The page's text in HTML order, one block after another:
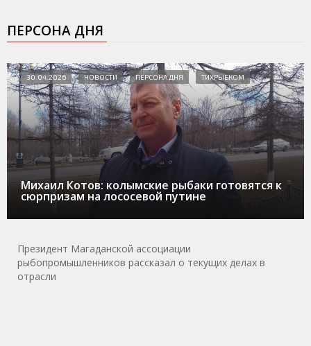
ПЕРСОНА ДНЯ
Михаил Котов: колымские рыбаки готовятся к
сюрпризам на лососевой путине
30.04.2026 НОВОСТИ ПЕРСОНА ДНЯ ТИХРЫБКОМ
Президент Магаданской ассоциации
рыбопромышленников рассказал о текущих делах в
отрасли